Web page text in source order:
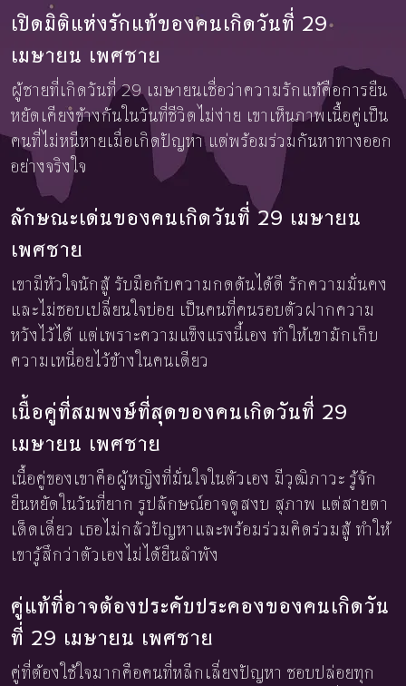
เปิดมิติแห่งรักแท้ของคนเกิดวันที่ 29
เมษายน เพศชาย
ผู้ชายที่เกิดวันที่ 29 เมษายนเชื่อว่าความรักแท้คือการยืน
หยัดเคียงข้างกันในวันที่ชีวิตไม่ง่าย เขาเห็นภาพเนื้อคู่เป็น
คนที่ไม่หนีหายเมื่อเกิดปัญหา แต่พร้อมร่วมกันหาทางออก
อย่างจริงใจ
ลักษณะเด่นของคนเกิดวันที่ 29 เมษายน
เพศชาย
เขามีหัวใจนักสู้ รับมือกับความกดดันได้ดี รักความมั่นคง
และไม่ชอบเปลี่ยนใจบ่อย เป็นคนที่คนรอบตัวฝากความ
หวังไว้ได้ แต่เพราะความแข็งแรงนี้เอง ทำให้เขามักเก็บ
ความเหนื่อยไว้ข้างในคนเดียว
เนื้อคู่ที่สมพงษ์ที่สุดของคนเกิดวันที่ 29
เมษายน เพศชาย
เนื้อคู่ของเขาคือผู้หญิงที่มั่นใจในตัวเอง มีวุฒิภาวะ รู้จัก
ยืนหยัดในวันที่ยาก รูปลักษณ์อาจดูสงบ สุภาพ แต่สายตา
เด็ดเดี่ยว เธอไม่กลัวปัญหาและพร้อมร่วมคิดร่วมสู้ ทำให้
เขารู้สึกว่าตัวเองไม่ได้ยืนลำพัง
คู่แท้ที่อาจต้องประคับประคองของคนเกิดวัน
ที่ 29 เมษายน เพศชาย
คู่ที่ต้องใช้ใจมากคือคนที่หลีกเลี่ยงปัญหา ชอบปล่อยทุก